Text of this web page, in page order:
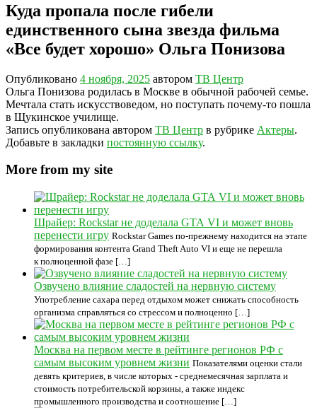
Куда пропала после гибели
единственного сына звезда фильма
«Все будет хорошо» Ольга Понизова
Опубликовано 4 ноября, 2025 автором ТВ Центр
Ольга Понизова родилась в Москве в обычной рабочей семье.
Мечтала стать искусствоведом, но поступать почему-то пошла
в Щукинское училище.
Запись опубликована автором ТВ Центр в рубрике Актеры.
Добавьте в закладки постоянную ссылку.
More from my site
Шрайер: Rockstar не доделала GTA VI и может вновь
перенести игру Rockstar Games по-прежнему находится на этапе
формирования контента Grand Theft Auto VI и еще не перешла
к полноценной фазе […]
Озвучено влияние сладостей на нервную систему
Употребление сахара перед отдыхом может снижать способность
организма справляться со стрессом и полноценно […]
Москва на первом месте в рейтинге регионов РФ с
самым высоким уровнем жизни Показателями оценки стали
девять критериев, в числе которых - среднемесячная зарплата и
стоимость потребительской корзины, а также индекс
промышленного производства и соотношение […]